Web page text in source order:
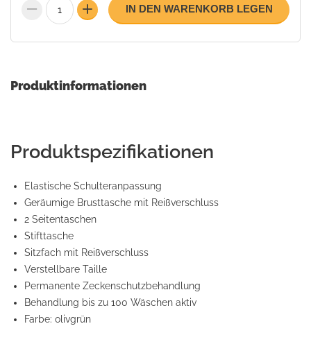
IN DEN WARENKORB LEGEN
Produktinformationen
Produktspezifikationen
Elastische Schulteranpassung
Geräumige Brusttasche mit Reißverschluss
2 Seitentaschen
Stifttasche
Sitzfach mit Reißverschluss
Verstellbare Taille
Permanente Zeckenschutzbehandlung
Behandlung bis zu 100 Wäschen aktiv
Farbe: olivgrün